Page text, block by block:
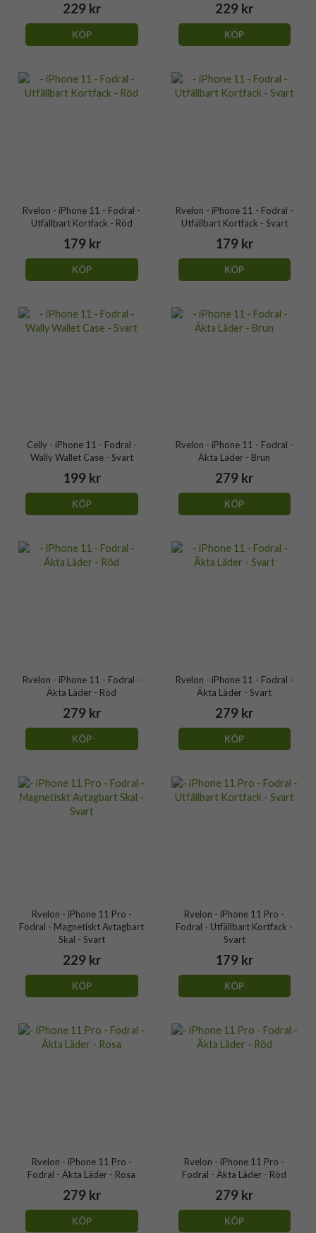
229 kr
KÖP
229 kr
KÖP
Rvelon - iPhone 11 - Fodral -
Utfällbart Kortfack - Röd
179 kr
KÖP
Rvelon - iPhone 11 - Fodral -
Utfällbart Kortfack - Svart
179 kr
KÖP
Celly - iPhone 11 - Fodral -
Wally Wallet Case - Svart
199 kr
KÖP
Rvelon - iPhone 11 - Fodral -
Äkta Läder - Brun
279 kr
KÖP
Rvelon - iPhone 11 - Fodral -
Äkta Läder - Röd
279 kr
KÖP
Rvelon - iPhone 11 - Fodral -
Äkta Läder - Svart
279 kr
KÖP
Rvelon - iPhone 11 Pro -
Fodral - Magnetiskt Avtagbart
Skal - Svart
229 kr
KÖP
Rvelon - iPhone 11 Pro -
Fodral - Utfällbart Kortfack -
Svart
179 kr
KÖP
Rvelon - iPhone 11 Pro -
Fodral - Äkta Läder - Rosa
279 kr
KÖP
Rvelon - iPhone 11 Pro -
Fodral - Äkta Läder - Röd
279 kr
KÖP